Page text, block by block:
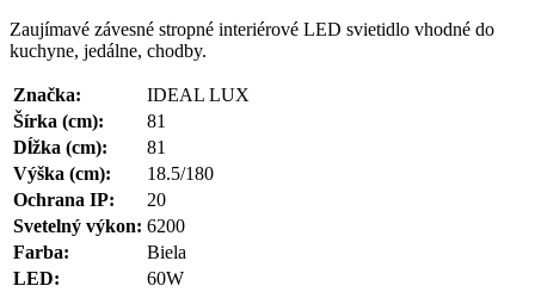
Zaujímavé závesné stropné interiérové LED svietidlo vhodné do
kuchyne, jedálne, chodby.
Značka:
IDEAL LUX
Šírka (cm):
81
Dĺžka (cm):
81
Výška (cm):
18.5/180
Ochrana IP:
20
Svetelný výkon: 6200
Farba:
Biela
LED:
60W